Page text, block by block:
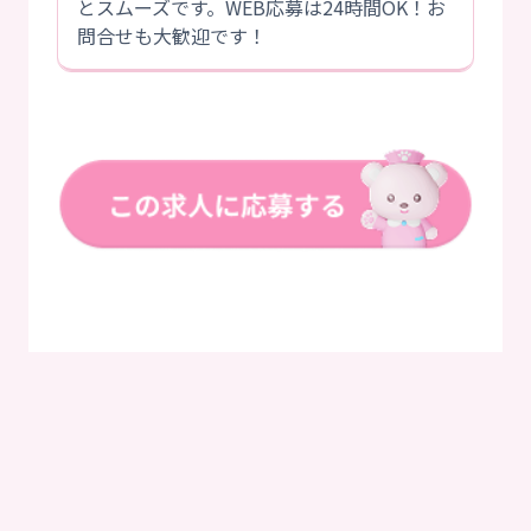
とスムーズです。WEB応募は24時間OK！お
問合せも大歓迎です！